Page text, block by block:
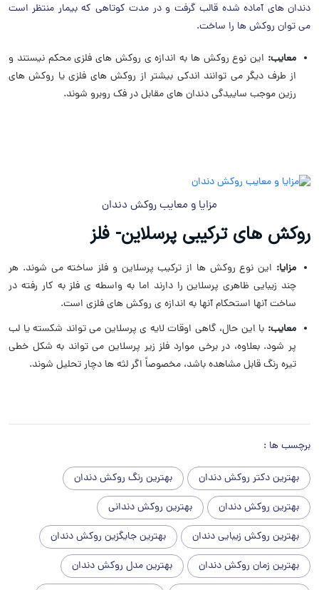
دندان های آماده شده قالب گرفت و در مدت کوتاهی که بیمار منتظر است
می توان روکش ها را ساخت.
معایب: این نوع روکش ها به اندازه ی روکش های فلزی محکم نیستند و
از طرف دیگر می توانند اندکی بیشتر از روکش های فلزی یا روکش های
رزین موجب ساییدگی دندان های مقابل در فک روبرو شوند.
مزایا و معایب روکش دندان
روکش های ترکیبی پرسلاین- فلز
مزایا: این نوع روکش ها از ترکیب پرسلاین و فلز ساخته می شوند. هر
چند زیبایی ظاهری پرسلاین را دارند اما به واسطه ی فلز به کار رفته در
ساخت آنها استحکام آنها به اندازه ی روکش های فلزی است.
معایب: با این حال، گاهی اوقات لایه ی پرسلاین می تواند شکسته یا لب
پر شود. بعلاوه، در برخی موارد فلز زیر پرسلاین می تواند به شکل خطی
تیره رنگ قابل مشاهده باشد، مخصوصاً اگر لثه ها دچار تحلیل شوند.
برچسب ها :
بهترین دکتر روکش دندان
بهترین رنگ روکش دندان
بهترین روکش دندان
بهترین روکش دندانی
بهترین روکش زیبایی دندان
بهترین جایگزین روکش دندان
بهترین زمان روکش دندان
بهترین مدل روکش دندان